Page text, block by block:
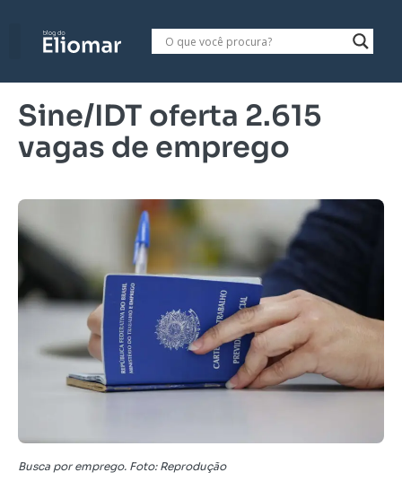
Sine/IDT oferta 2.615
vagas de emprego
Busca por emprego. Foto: Reprodução